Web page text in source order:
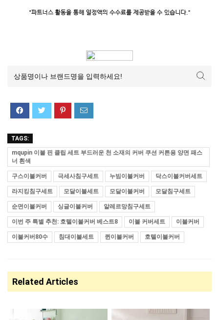
TAGS:
mqupin 이불 핀 클립 세트 부드러운 천 소재의 커버 쿠션 커튼용 양면 패스
너 흰색
구스이불커버 극세사침구세트 누빔이불커버 닥스이불커버세트
라지킹침구세트 모달이불세트 모달이불커버 모달침구세트
순면이불커버 싱글이불커버 알레르망침구세트
이번 주 특별 추천: 호텔이불커버 베스트8 이불 커버세트 이불커버
이불커버80수 침대이불세트 퀸이불커버 호텔이불커버
Related Articles